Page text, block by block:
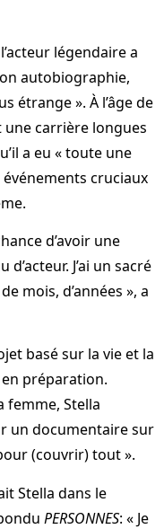
légendaire a
autobiographie,
étrange ». À l’âge de
une carrière longues
a eu « toute une
cruciaux
d’avoir une
J’ai un sacré
mois, d’années », a
basé sur la vie et la
préparation.
femme, Stella
un documentaire sur
(couvrir) tout ».
Stella dans le
PERSONNES: « Je